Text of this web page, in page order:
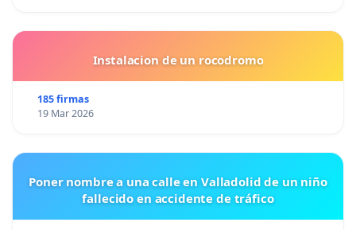
Instalacion de un rocodromo
185 firmas
19 Mar 2026
Poner nombre a una calle en Valladolid de un niño
fallecido en accidente de tráfico